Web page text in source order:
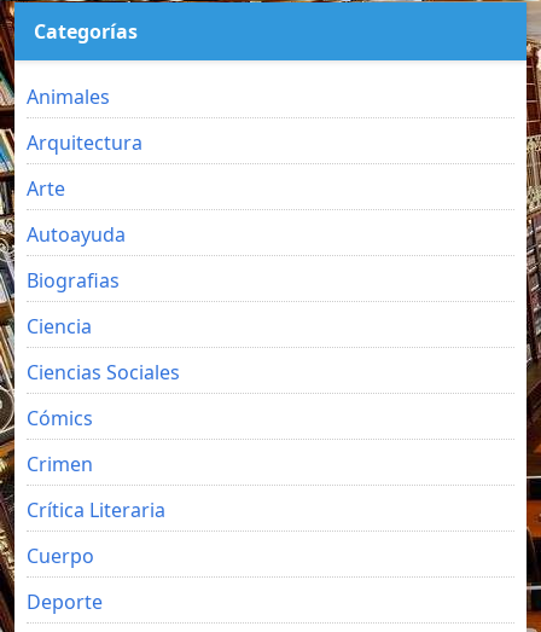
Categorías
Animales
Arquitectura
Arte
Autoayuda
Biografias
Ciencia
Ciencias Sociales
Cómics
Crimen
Crítica Literaria
Cuerpo
Deporte